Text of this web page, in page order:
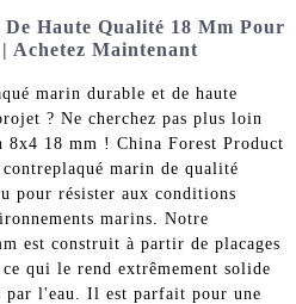
Haute Qualité 18 Mm Pour
Achetez Maintenant
marin durable et de haute
? Ne cherchez pas plus loin
8x4 18 mm ! China Forest Product
marin de qualité
pour résister aux conditions
marins. Notre
est construit à partir de placages
qui le rend extrêmement solide
par l'eau. Il est parfait pour une